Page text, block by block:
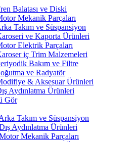
Balatası ve Diski
Mekanik Parçaları
Takım ve Süspansiyon
ve Kaporta Ürünleri
Elektrik Parçaları
iç Trim Malzemeleri
Bakım ve Filtre
ve Radyatör
& Aksesuar Ürünleri
Aydınlatma Ürünleri
Gör
Takım ve Süspansiyon
Aydınlatma Ürünleri
Mekanik Parçaları